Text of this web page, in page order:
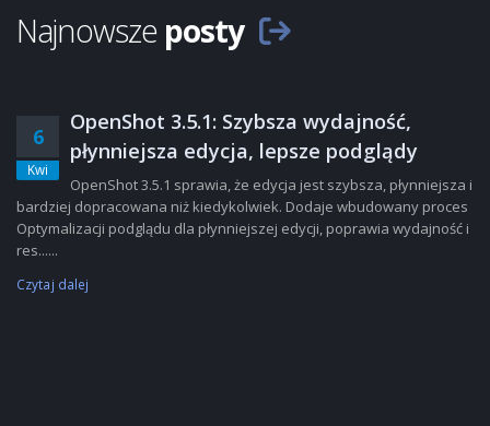
Najnowsze posty
6
Kwi
OpenShot 3.5.1: Szybsza wydajność,
płynniejsza edycja, lepsze podglądy
OpenShot 3.5.1 sprawia, że edycja jest szybsza, płynniejsza i
bardziej dopracowana niż kiedykolwiek. Dodaje wbudowany proces
Optymalizacji podglądu dla płynniejszej edycji, poprawia wydajność i
res......
Czytaj dalej